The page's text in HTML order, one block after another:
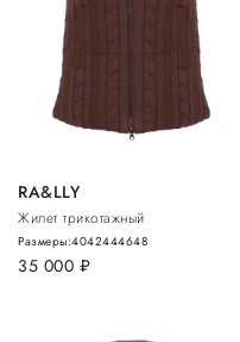
RA&LLY
Жилет трикотажный
35 000 руб.
Размеры:4042444648